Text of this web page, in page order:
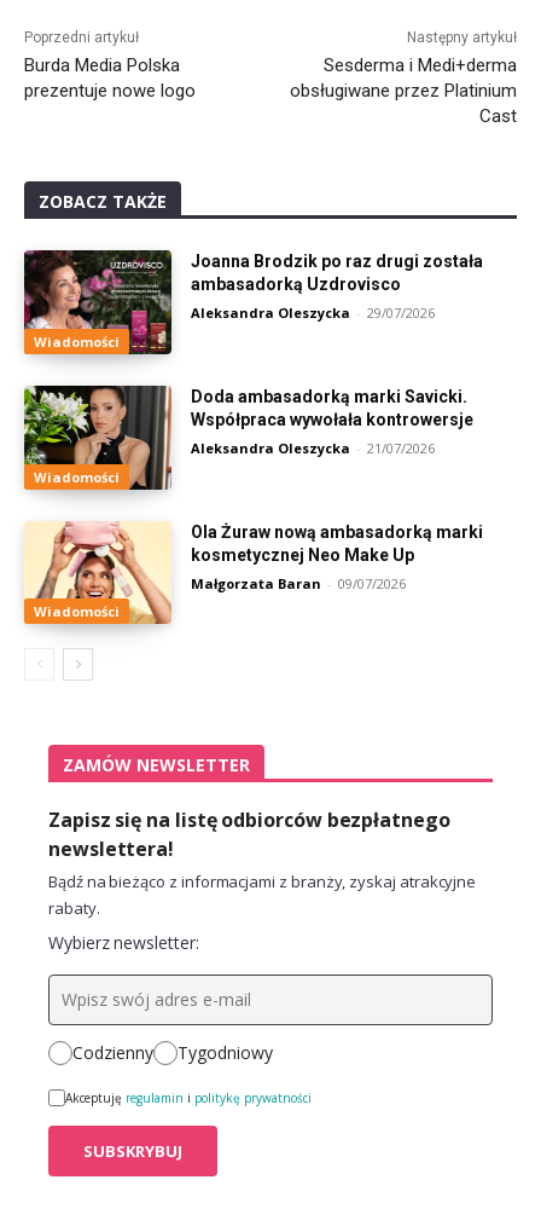
Poprzedni artykuł
Burda Media Polska
prezentuje nowe logo
Następny artykuł
Sesderma i Medi+derma
obsługiwane przez Platinium
Cast
ZOBACZ TAKŻE
Wiadomości
Joanna Brodzik po raz drugi została
ambasadorką Uzdrovisco
Aleksandra Oleszycka - 29/07/2026
Wiadomości
Doda ambasadorką marki Savicki.
Współpraca wywołała kontrowersje
Aleksandra Oleszycka - 21/07/2026
Wiadomości
Ola Żuraw nową ambasadorką marki
kosmetycznej Neo Make Up
Małgorzata Baran - 09/07/2026
ZAMÓW NEWSLETTER
Zapisz się na listę odbiorców bezpłatnego
newslettera!
Bądź na bieżąco z informacjami z branży, zyskaj atrakcyjne
rabaty.
Wybierz newsletter:
Codzienny Tygodniowy
Akceptuję regulamin i politykę prywatności